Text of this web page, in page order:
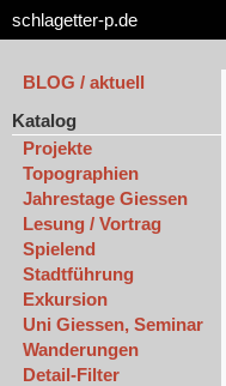
schlagetter-p.de
BLOG / aktuell
Katalog
Projekte
Topographien
Jahrestage Giessen
Lesung / Vortrag
Spielend
Stadtführung
Exkursion
Uni Giessen, Seminar
Wanderungen
Detail-Filter